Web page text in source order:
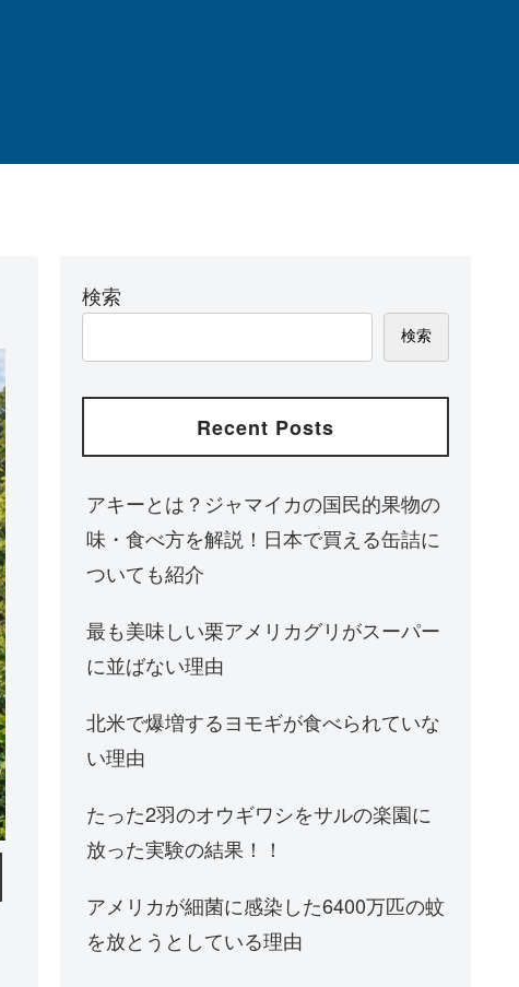
検索
検索
Recent Posts
アキーとは？ジャマイカの国民的果物の
味・食べ方を解説！日本で買える缶詰に
ついても紹介
最も美味しい栗アメリカグリがスーパー
に並ばない理由
北米で爆増するヨモギが食べられていな
い理由
たった2羽のオウギワシをサルの楽園に
放った実験の結果！！
アメリカが細菌に感染した6400万匹の蚊
を放とうとしている理由